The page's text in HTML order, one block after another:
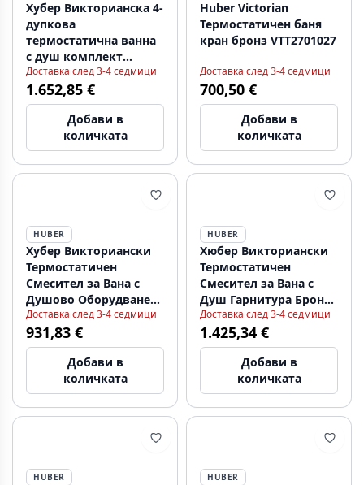
Хубер Викторианска 4-
дупкова
термостатична ванна
с душ комплект
бронза VTT7601027
Доставка след 3-4 седмици
1.652,85 €
Добави в
количката
Huber Victorian
Термостатичен баня
кран бронз VTT2701027
Доставка след 3-4 седмици
700,50 €
Добави в
количката
HUBER
Хубер Викториански
Термостатичен
Смесител за Вана с
Душово Оборудване
Бронз VTT3301027
Доставка след 3-4 седмици
931,83 €
Добави в
количката
HUBER
Хюбер Викториански
Термостатичен
Смесител за Вана с
Душ Гарнитура Бронз
198.VT01H.BA
Доставка след 3-4 седмици
1.425,34 €
Добави в
количката
HUBER HUBER